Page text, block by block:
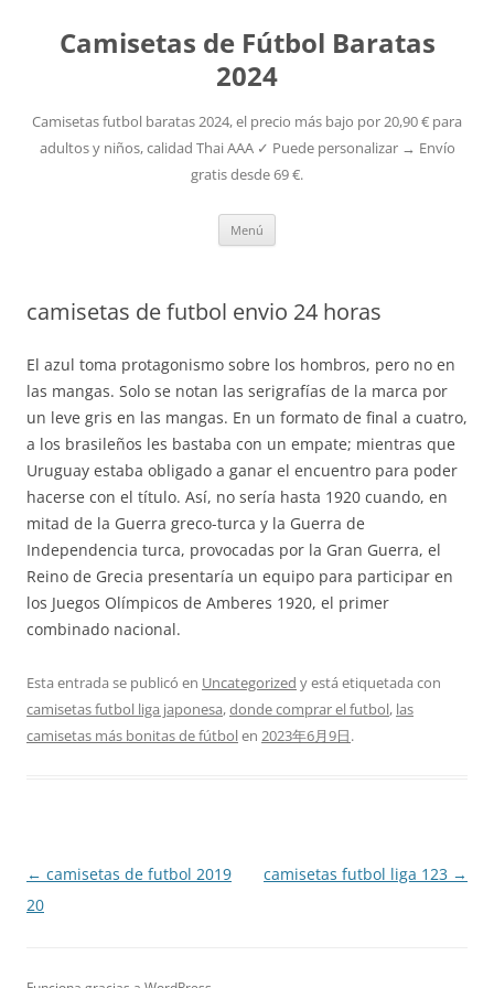
Camisetas de Fútbol Baratas
2024
Camisetas futbol baratas 2024, el precio más bajo por 20,90 € para
adultos y niños, calidad Thai AAA ✓ Puede personalizar → Envío
gratis desde 69 €.
Menú
camisetas de futbol envio 24 horas
El azul toma protagonismo sobre los hombros, pero no en
las mangas. Solo se notan las serigrafías de la marca por
un leve gris en las mangas. En un formato de final a cuatro,
a los brasileños les bastaba con un empate; mientras que
Uruguay estaba obligado a ganar el encuentro para poder
hacerse con el título. Así, no sería hasta 1920 cuando, en
mitad de la Guerra greco-turca y la Guerra de
Independencia turca, provocadas por la Gran Guerra, el
Reino de Grecia presentaría un equipo para participar en
los Juegos Olímpicos de Amberes 1920, el primer
combinado nacional.
Esta entrada se publicó en Uncategorized y está etiquetada con
camisetas futbol liga japonesa,donde comprar el futbol, las
camisetas más bonitas de fútbolen 2023年6月9日.
Navegación
de
← camisetas de futbol 2019
20
camisetas futbol liga 123 →